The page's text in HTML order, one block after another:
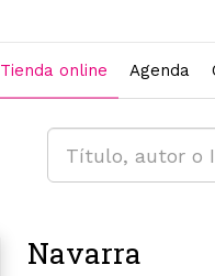
Tienda online Agenda
Navarra